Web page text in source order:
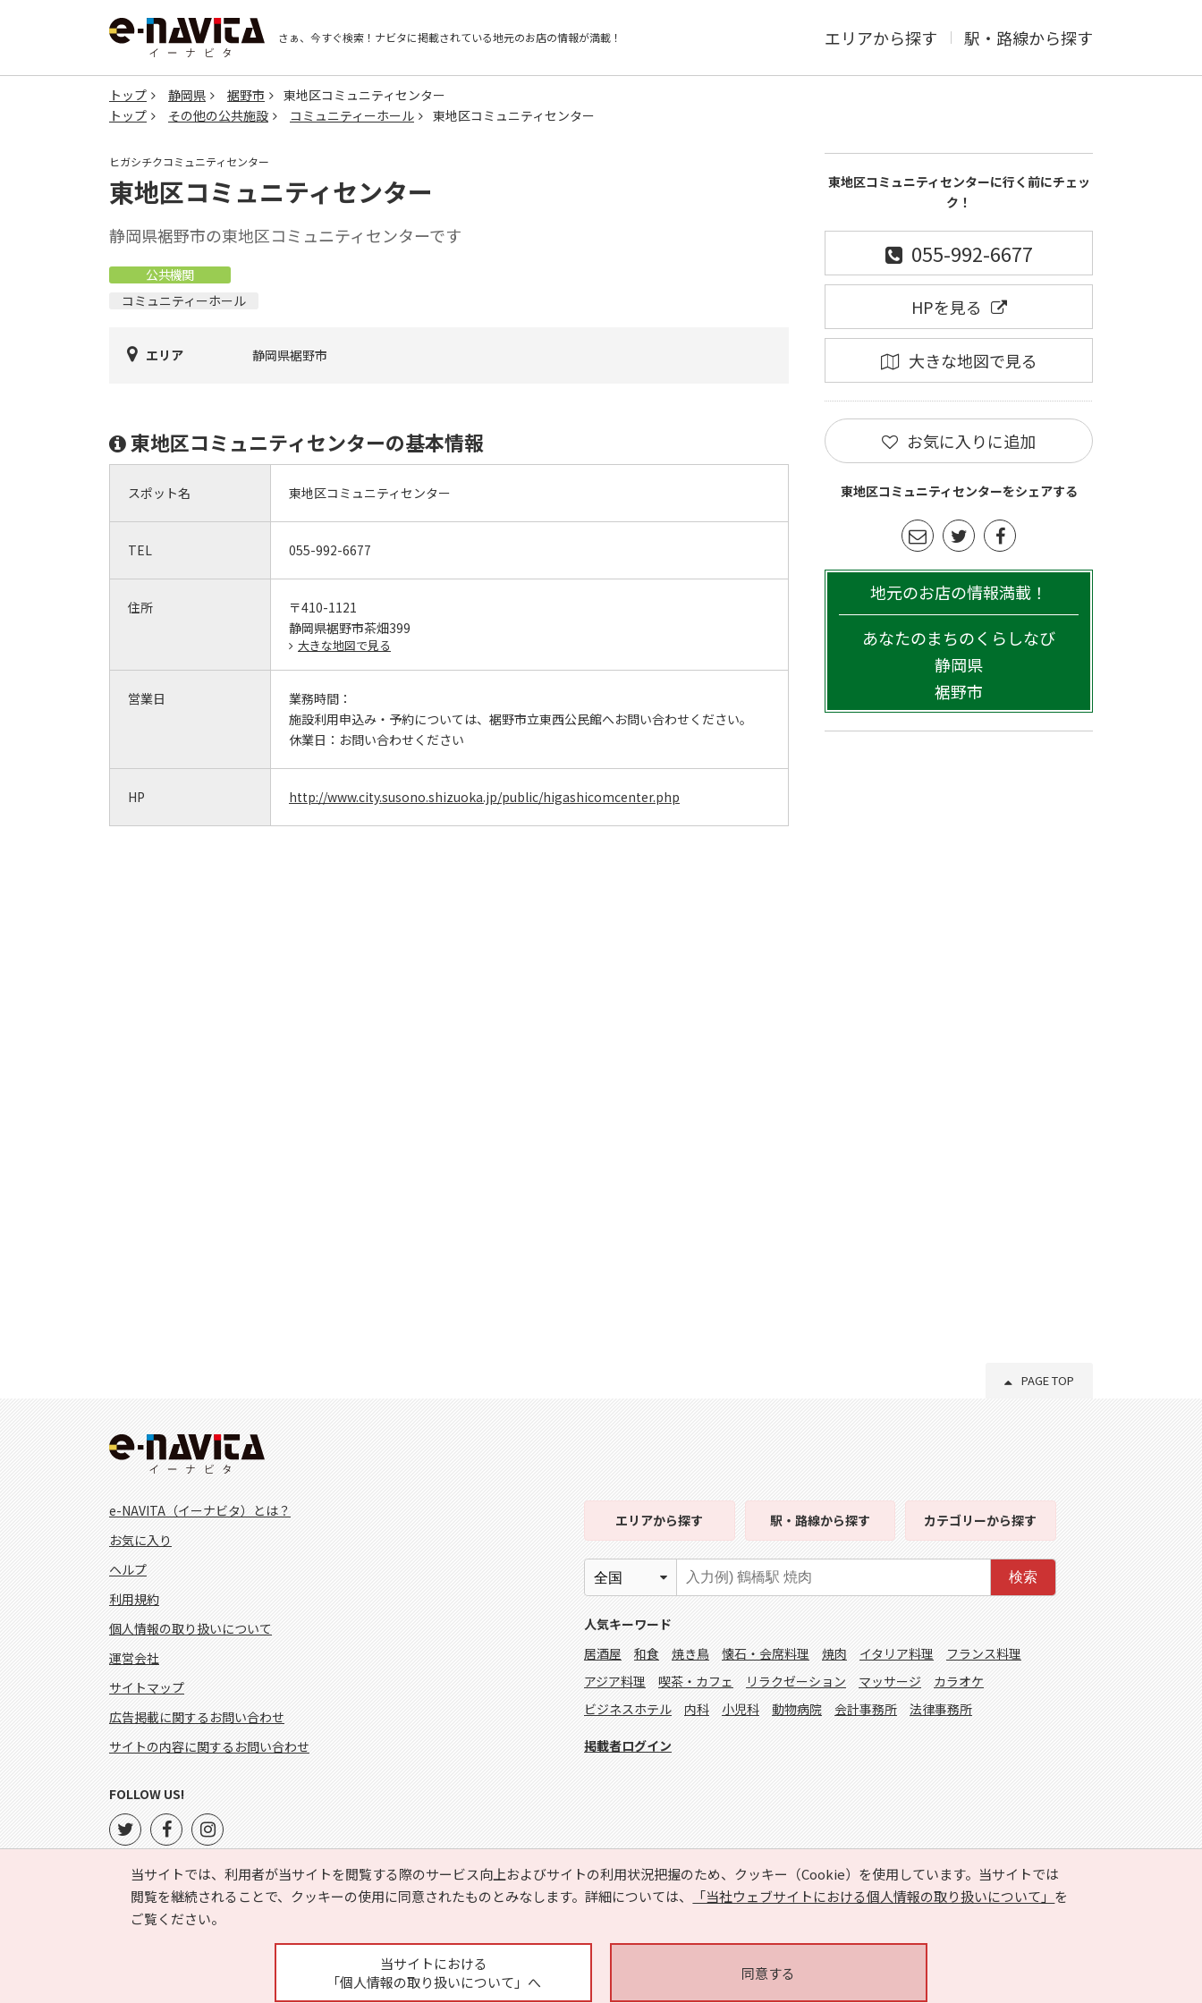
さぁ、今すぐ検索！ ナビタに掲載されている地元のお店の情報が満載！ エリアから探す 駅・路線から探す
トップ 静岡県 裾野市
東地区コミュニティセンター
トップ
その他の公共施設 コミュニティーホール 東地区コミュニティセンター
ヒガシチクコミュニティセンター
東地区コミュニティセンター
静岡県裾野市の東地区コミュニティセンターです
公共機関
コミュニティーホール
エリア 静岡県裾野市
東地区コミュニティセンターの基本情報
スポット名 東地区コミュニティセンター
TEL 055-992-6677
住所
〒410-1121
静岡県裾野市茶畑399
大きな地図で見る
営業日
業務時間：
施設利用申込み・予約については、裾野市立東西公民館へお問い合わせください。
休業日： お問い合わせください
HP http://www.city.susono.shizuoka.jp/public/higashicomcenter.php
東地区コミュニティセンターに行く前にチェッ
ク！
055-992-6677
HPを見る
大きな地図で見る
お気に入りに追加
東地区コミュニティセンターをシェアする
地元のお店の情報満載！
あなたのまちのくらしなび
静岡県
裾野市
PAGE TOP
当サイトでは、利用者が当サイトを閲覧する際のサービス向上およびサイトの利用状況把握のため、クッキー（Cookie）を使用しています。当サイトでは
閲覧を継続されることで、クッキーの使用に同意されたものとみなします。詳細については、
「当社ウェブサイトにおける個人情報の取り扱いについて」 を
ご覧ください。
当サイトにおける
「個人情報の取り扱いについて」へ
同意する
e-NAVITA（イーナビタ）とは？
お気に入り
ヘルプ
利用規約
個人情報の取り扱いについて
運営会社
サイトマップ
広告掲載に関するお問い合わせ
サイトの内容に関するお問い合わせ
エリアから探す 駅・路線から探す カテゴリーから探す
検索
人気キーワード
居酒屋
和食 焼き鳥 懐石・会席料理 焼肉 イタリア料理
フランス料理
アジア料理
喫茶・カフェ リラクゼーション マッサージ
カラオケ
ビジネスホテル
内科 小児科 動物病院 会計事務所 法律事務所
掲載者ログイン
FOLLOW US!
Copyright © HYOJITO.Co.,Ltd. All Rights Reserved.